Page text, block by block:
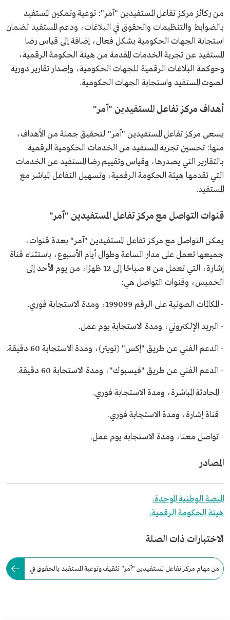
من ركائز مركز تفاعل المستفيدين "آمر": توعية وتمكين المستفيد
بالضوابط والتنظيمات والحقوق في البلاغات، ودعم المستفيد لضمان
استجابة الجهات الحكومية بشكل فعال، إضافة إلى قياس رضا
المستفيد عن تجربة الخدمات المقدمة من هيئة الحكومة الرقمية،
وحوكمة البلاغات الرقمية للجهات الحكومية، وإصدار تقارير دورية
لصوت المستفيد واستجابة الجهات الحكومية.
أهداف مركز تفاعل المستفيدين "آمر"
يسعى مركز تفاعل المستفيدين "آمر" لتحقيق جملة من الأهداف،
منها: تحسين تجربة المستفيد من الخدمات الحكومية الرقمية
بالتقارير التي يصدرها، وقياس وتقييم رضا المستفيد عن الخدمات
التي تقدمها هيئة الحكومة الرقمية، وتسهيل التفاعل المباشر مع
المستفيد.
قنوات التواصل مع مركز تفاعل المستفيدين "آمر"
يمكن التواصل مع مركز تفاعل المستفيدين "آمر" بعدة قنوات،
جميعها تعمل على مدار الساعة وطوال أيام الأسبوع، باستثناء قناة
إشارة، التي تعمل من 8 صباحًا إلى 12 ظهرًا، من يوم الأحد إلى
الخميس، وقنوات التواصل هي:
- المكالمات الصوتية على الرقم 199099، ومدة الاستجابة فوري.
- البريد الإلكتروني، ومدة الاستجابة يوم عمل.
- الدعم الفني عن طريق "إكس" (تويتر)، ومدة الاستجابة 60 دقيقة.
- الدعم الفني عن طريق "فيسبوك"، ومدة الاستجابة 60 دقيقة.
- المحادثة المباشرة، ومدة الاستجابة فوري.
- قناة إشارة، ومدة الاستجابة فوري.
- تواصل معنا، ومدة الاستجابة يوم عمل.
المصادر
المنصة الوطنية الموحدة.
هيئة الحكومة الرقمية.
الاختبارات ذات الصلة
من مهام مركز تفاعل المستفيدين "آمر" تثقيف وتوعية المستفيد بالحقوق في